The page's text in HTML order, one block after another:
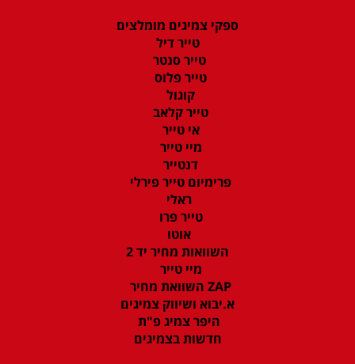
ספקי צמיגים מומלצים
טייר דיל
טייר סנטר
טייר פלוס
קוגול
טייר קלאב
אי טייר
מיי טייר
דנטייר
פרימיום טייר פירלי
ראלי
טייר פרו
אוטו
השוואות מחיר יד 2
מיי טייר
ZAP השוואת מחיר
א.יבוא ושיווק צמיגים
היפר צמיג פ"ת
חדשות בצמיגים